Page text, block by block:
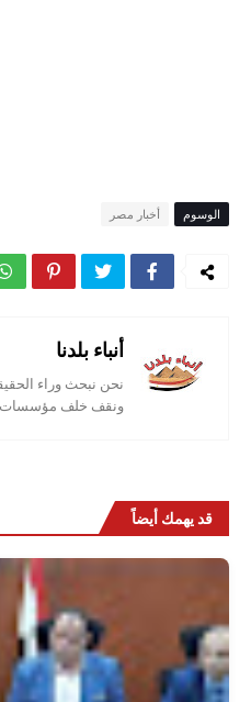
الوسوم أخبار مصر
أنباء بلدنا
نحن نبحث وراء
ونقف خلف مؤسسات
قد يهمك أيضاً